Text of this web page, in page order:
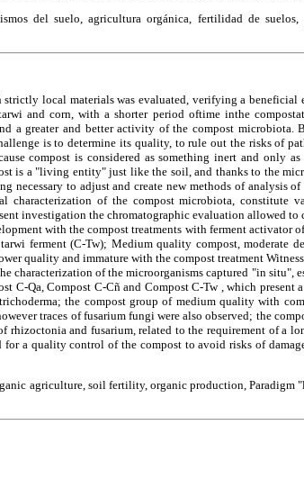
del suelo, agricultura orgánica, fertilidad de suelos,
local materials was evaluated, verifying a beneficial
and corn, with a shorter period oftime inthe
a greater and better activity of the compost microbiota.
is to determine its quality, to rule out the risks of
compost is considered as something inert and only as
is a "living entity" just like the soil, and thanks to the
necessary to adjust and create new methods of analysis
characterization of the compost microbiota, constitute
investigation the chromatographic evaluation allowed to
with the compost treatments with ferment activator
ferment (C-Tw); Medium quality compost, moderate
quality and immature with the compost treatment
characterization of the microorganisms captured "in situ",
Qa, Compost C-Cñ and Compost C-Tw , which present
the compost group of medium quality with
traces of fusarium fungi were also observed; the
and fusarium, related to the requirement of a
for a quality control of the compost to avoid risks of
agriculture, soil fertility, organic production, Paradigm